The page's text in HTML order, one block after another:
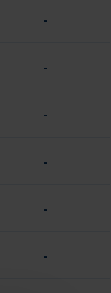
-
-
-
-
-
-